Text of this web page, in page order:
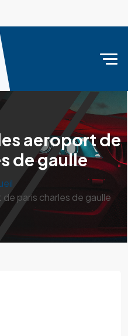
aeroport de
de gaulle
paris charles de gaulle